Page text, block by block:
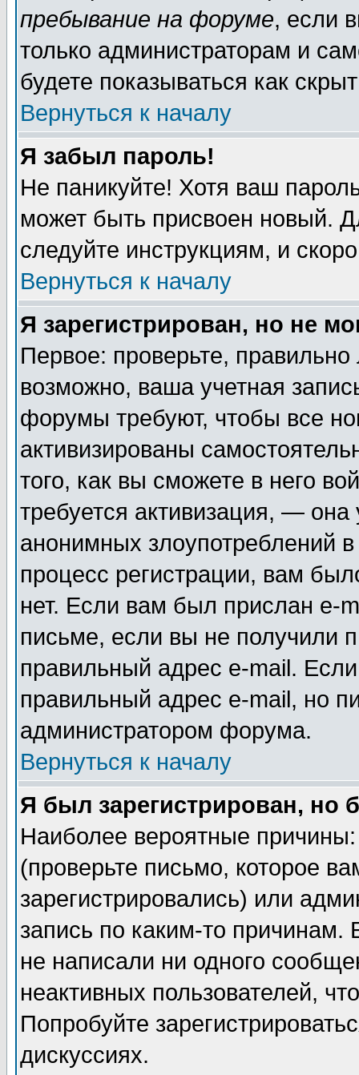
пребывание на форуме, если
только администраторам и
будете показываться как
Вернуться к началу
Я забыл пароль!
Не паникуйте! Хотя ваш
может быть присвоен новый.
следуйте инструкциям, и
Вернуться к началу
Я зарегистрирован, но не
Первое: проверьте,
возможно, ваша учетная
форумы требуют, чтобы все
активизированы
того, как вы сможете в него
требуется активизация, —
анонимных злоупотреблений
процесс регистрации, вам
нет. Если вам был прислан e-
письме, если вы не получили
правильный адрес e-mail.
правильный адрес e-mail, но
администратором форума.
Вернуться к началу
Я был зарегистрирован, но
Наиболее вероятные
(проверьте письмо, которое
зарегистрировались) или
запись по каким-то
не написали ни одного
неактивных пользователей,
Попробуйте
дискуссиях.